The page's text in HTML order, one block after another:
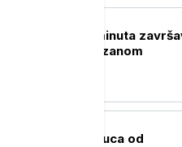
Igrači posle pet minuta
razgovor sa Partizanom
Adriana Vilagoš puca od